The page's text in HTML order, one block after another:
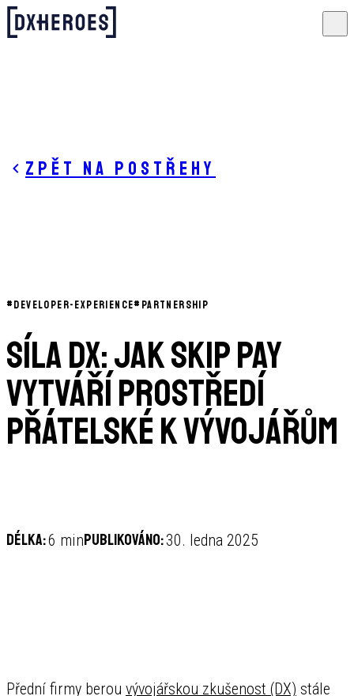
Zpět na postřehy
#DEVELOPER-EXPERIENCE# PARTNERSHIP
Síla DX: Jak Skip Pay
vytváří prostředí
přátelské k vývojářům
Délka:6 minPublikováno:30. ledna 2025
Přední firmy berou vývojářskou zkušenost (DX) stále